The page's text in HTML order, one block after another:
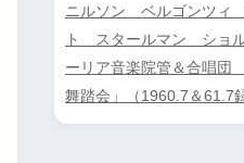
ニルソン ベルゴンツ
ト スタールマン ショ
ーリア音楽院管＆合唱
舞踏会」（1960.7＆61.7